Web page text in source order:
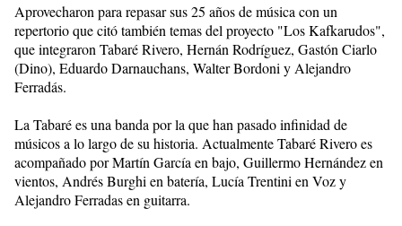
Aprovecharon para repasar sus 25 años de música con un
repertorio que citó también temas del proyecto "Los Kafkarudos",
que integraron Tabaré Rivero, Hernán Rodríguez, Gastón Ciarlo
(Dino), Eduardo Darnauchans, Walter Bordoni y Alejandro
Ferradás.
La Tabaré es una banda por la que han pasado infinidad de
músicos a lo largo de su historia. Actualmente Tabaré Rivero es
acompañado por Martín García en bajo, Guillermo Hernández en
vientos, Andrés Burghi en batería, Lucía Trentini en Voz y
Alejandro Ferradas en guitarra.